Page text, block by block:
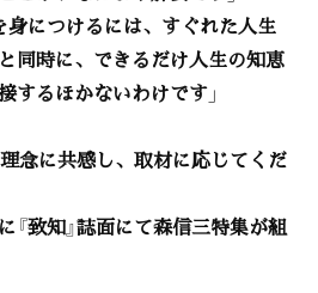
身につけるには、すぐれた人生
同時に、できるだけ人生の知恵
するほかないわけです」
理念に共感し、取材に応じてくだ
『致知』誌面にて森信三特集が組